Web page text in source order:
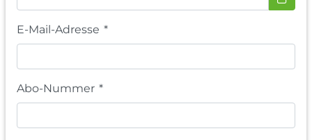
E-Mail-Adresse *
Abo-Nummer *